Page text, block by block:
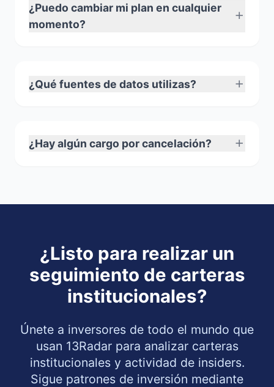
¿Puedo cambiar mi plan en cualquier
momento?
¿Qué fuentes de datos utilizas?
¿Hay algún cargo por cancelación?
¿Listo para realizar un
seguimiento de carteras
institucionales?
Únete a inversores de todo el mundo que
usan 13Radar para analizar carteras
institucionales y actividad de insiders.
Sigue patrones de inversión mediante